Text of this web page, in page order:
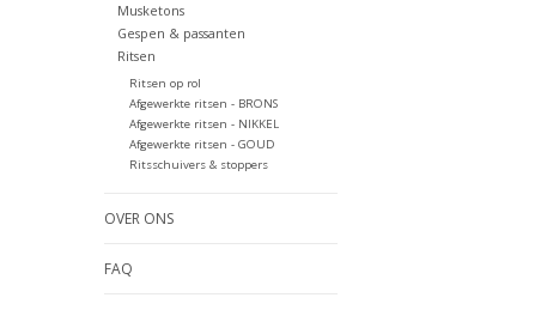
Musketons
Gespen & passanten
Ritsen
Ritsen op rol
Afgewerkte ritsen - BRONS
Afgewerkte ritsen - NIKKEL
Afgewerkte ritsen - GOUD
Ritsschuivers & stoppers
OVER ONS
FAQ